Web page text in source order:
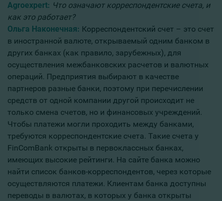
Agroexpert: Что означают корреспондентские счета, и
как это работает?
Ольга Наконечная: Корреспондентский счет – это счет
в иностранной валюте, открываемый одним банком в
других банках (как правило, зарубежных), для
осуществления межбанковских расчетов и валютных
операций. Предприятия выбирают в качестве
партнеров разные банки, поэтому при перечислении
средств от одной компании другой происходит не
только смена счетов, но и финансовых учреждений.
Чтобы платежи могли проходить между банками,
требуются корреспондентские счета. Такие счета у
FinComBank открыты в первоклассных банках,
имеющих высокие рейтинги. На сайте банка можно
найти список банков-корреспондентов, через которые
осуществляются платежи. Клиентам банка доступны
переводы в валютах, в которых у банка открыты